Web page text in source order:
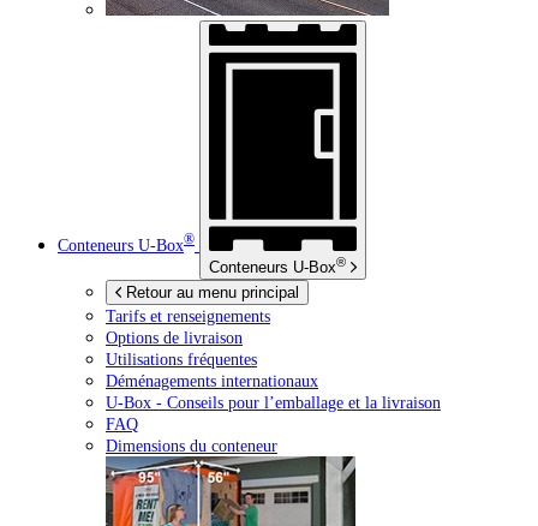
Conteneurs U-Box®
Conteneurs U-Box®
Retour au menu principal
Tarifs et renseignements
Options de livraison
Utilisations fréquentes
Déménagements internationaux
U-Box - Conseils pour l’emballage et la livraison
FAQ
Dimensions du conteneur